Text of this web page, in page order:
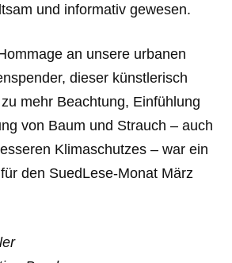
und informativ gewesen.
an unsere urbanen
dieser künstlerisch
mehr Beachtung, Einfühlung
von Baum und Strauch – auch
Klimaschutzes – war ein
den SuedLese-Monat März